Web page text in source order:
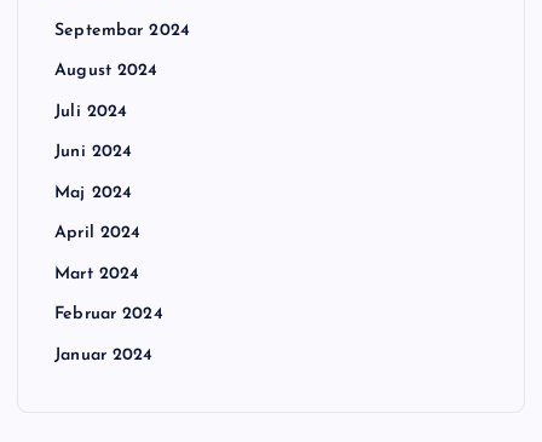
Septembar 2024
August 2024
Juli 2024
Juni 2024
Maj 2024
April 2024
Mart 2024
Februar 2024
Januar 2024